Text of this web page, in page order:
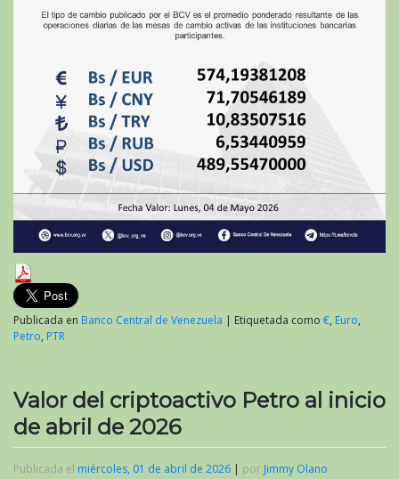
Publicada en Banco Central de Venezuela | Etiquetada como €, Euro,
Petro, PTR
Valor del criptoactivo Petro al inicio
de abril de 2026
Publicada el miércoles, 01 de abril de 2026 | por Jimmy Olano